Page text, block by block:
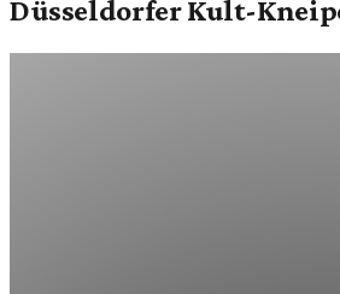
Düsseldorfer Kult-